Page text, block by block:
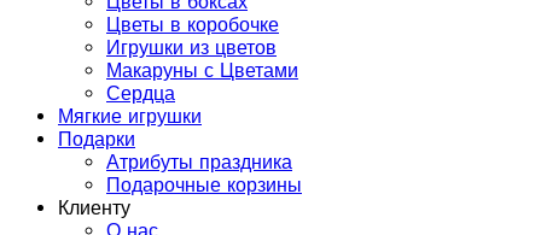
Цветы в коробочке
Игрушки из цветов
Макаруны с Цветами
Сердца
Мягкие игрушки
Подарки
Атрибуты праздника
Подарочные корзины
Клиенту
О нас